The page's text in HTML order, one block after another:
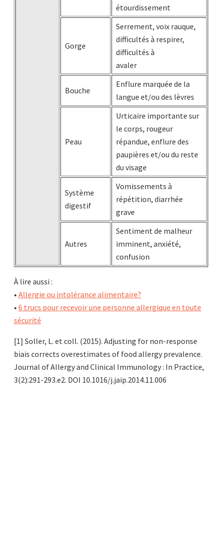
étourdissement
Gorge
Serrement, voix rauque,
difficultés à respirer,
difficultés à
avaler
Bouche
Enflure marquée de la
langue et/ou des lèvres
Peau
Urticaire importante sur
le corps, rougeur
répandue, enflure des
paupières et/ou du reste
du visage
Système
digestif
Vomissements à
répétition, diarrhée
grave
Autres
Sentiment de malheur
imminent, anxiété,
confusion
À lire aussi :
• Allergie ou intolérance alimentaire?
• 6 trucs pour recevoir une personne allergique en toute
sécurité
[1] Soller, L. et coll. (2015). Adjusting for non-response
biais corrects overestimates of food allergy prevalence.
Journal of Allergy and Clinical Immunology : In Practice,
3(2):291-293.e2. DOI 10.1016/j.jaip.2014.11.006